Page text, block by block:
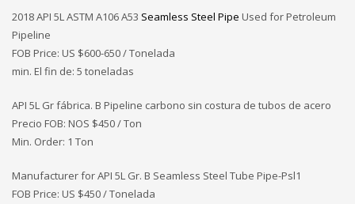
2018 API 5L ASTM A106 A53 Seamless Steel Pipe Used for Petroleum
Pipeline
FOB Price: US $600-650 / Tonelada
min. El fin de: 5 toneladas
API 5L Gr fábrica. B Pipeline carbono sin costura de tubos de acero
Precio FOB: NOS $450 / Ton
Min. Order: 1 Ton
Manufacturer for API 5L Gr. B Seamless Steel Tube Pipe-Psl1
FOB Price: US $450 / Tonelada